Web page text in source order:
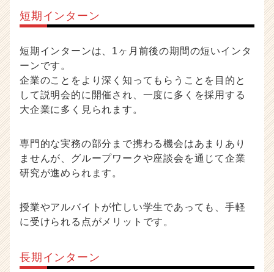
短期インターン
短期インターンは、1ヶ月前後の期間の短いインタ
ーンです。
企業のことをより深く知ってもらうことを目的と
して説明会的に開催され、一度に多くを採用する
大企業に多く見られます。
専門的な実務の部分まで携わる機会はあまりあり
ませんが、グループワークや座談会を通じて企業
研究が進められます。
授業やアルバイトが忙しい学生であっても、手軽
に受けられる点がメリットです。
長期インターン